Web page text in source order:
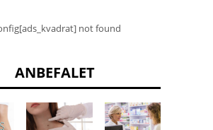
not found
ANBEFALET